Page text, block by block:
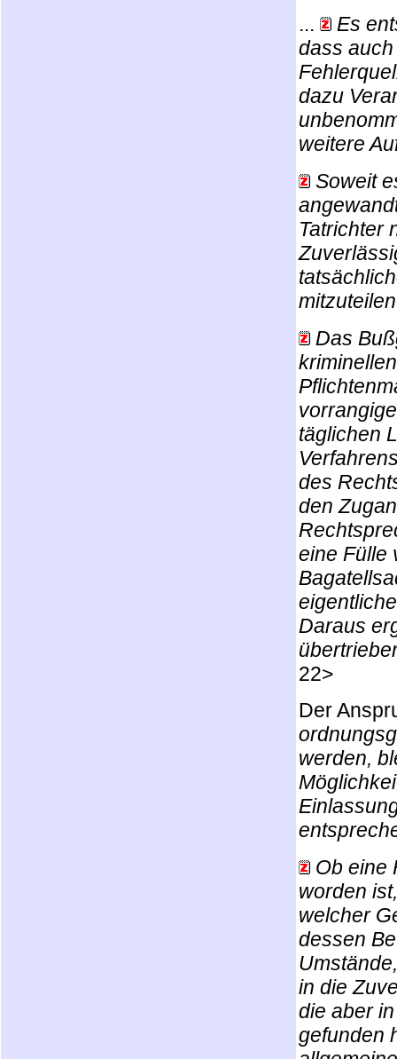
...
Es
dass
dazu
weitere
Soweit
Tatrichter
mitzuteilen
Das
täglichen
des
den
eine Fülle
Daraus
22>
Der
werden,
Ob eine
worden
welcher
dessen
in die
die aber
gefunden